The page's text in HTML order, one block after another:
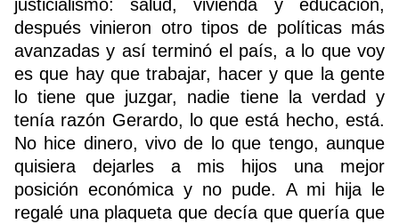
justicialismo: salud, vivienda y educación,
después vinieron otro tipos de políticas más
avanzadas y así terminó el país, a lo que voy
es que hay que trabajar, hacer y que la gente
lo tiene que juzgar, nadie tiene la verdad y
tenía razón Gerardo, lo que está hecho, está.
No hice dinero, vivo de lo que tengo, aunque
quisiera dejarles a mis hijos una mejor
posición económica y no pude. A mi hija le
regalé una plaqueta que decía que quería que